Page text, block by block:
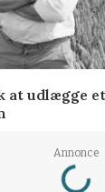
at udlægge
Annonce
Loading...